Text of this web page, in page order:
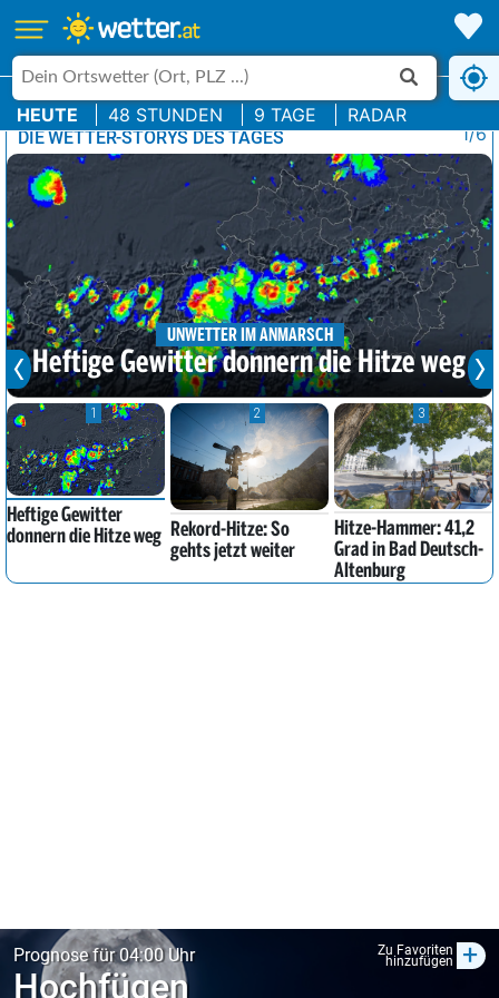
HEUTE 48 STUNDEN 9 TAGE RADAR
DIE WETTER-STORYS DES TAGES
UNWETTER IM ANMARSCH
Heftige Gewitter donnern die Hitze weg
1
Heftige Gewitter
donnern die Hitze weg
2
Rekord-Hitze: So
gehts jetzt weiter
3
Hitze-Hammer: 41,2
Grad in Bad Deutsch-
Altenburg
1/6
Prognose für 04:00 Uhr Zu Favoriten
hinzufügen +
Hochfügen